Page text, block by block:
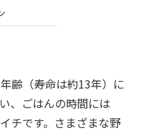
齢（寿命は約13年）に
、ごはんの時間には
チです。さまざまな野